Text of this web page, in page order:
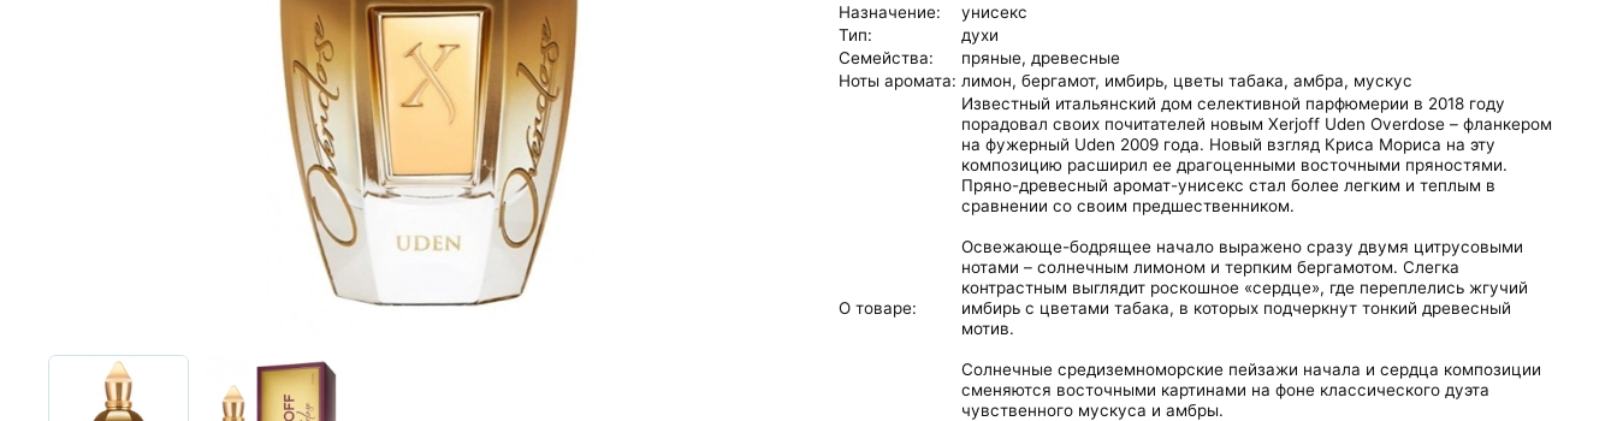
Назначение:
унисекс
Тип:
духи
Семейства:
пряные, древесные
Ноты аромата: лимон, бергамот, имбирь, цветы табака, амбра, мускус
О товаре:
Известный итальянский дом селективной парфюмерии в 2018 году
порадовал своих почитателей новым Xerjoff Uden Overdose – фланкером
на фужерный Uden 2009 года. Новый взгляд Криса Мориса на эту
композицию расширил ее драгоценными восточными пряностями.
Пряно-древесный аромат-унисекс стал более легким и теплым в
сравнении со своим предшественником.
Освежающе-бодрящее начало выражено сразу двумя цитрусовыми
нотами – солнечным лимоном и терпким бергамотом. Слегка
контрастным выглядит роскошное «сердце», где переплелись жгучий
имбирь с цветами табака, в которых подчеркнут тонкий древесный
мотив.
Солнечные средиземноморские пейзажи начала и сердца композиции
сменяются восточными картинами на фоне классического дуэта
чувственного мускуса и амбры.